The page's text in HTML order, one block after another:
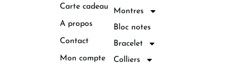
Carte cadeau
A propos
Contact
Mon compte
Montres
Bloc notes
Bracelet
Colliers